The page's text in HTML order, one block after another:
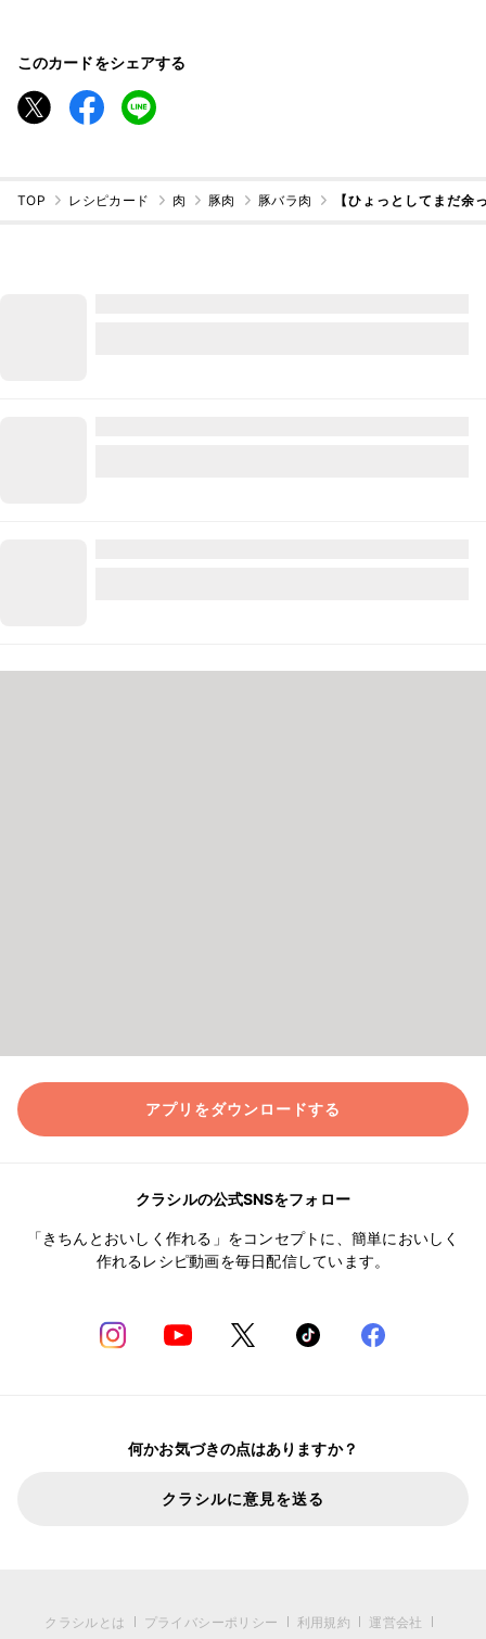
このカードをシェアする
TOP レシピカード 肉 豚肉 豚バラ肉 【ひょっとしてまだ余
アプリをダウンロードする
クラシルの公式SNSをフォロー
「きちんとおいしく作れる」をコンセプトに、簡単においしく
作れるレシピ動画を毎日配信しています。
何かお気づきの点はありますか？
クラシルに意見を送る
クラシルとは プライバシーポリシー 利用規約
運営会社